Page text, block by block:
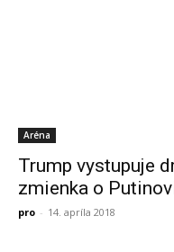
Aréna
Trump vystupuje
zmienka o
pro - 14. apríla 2018